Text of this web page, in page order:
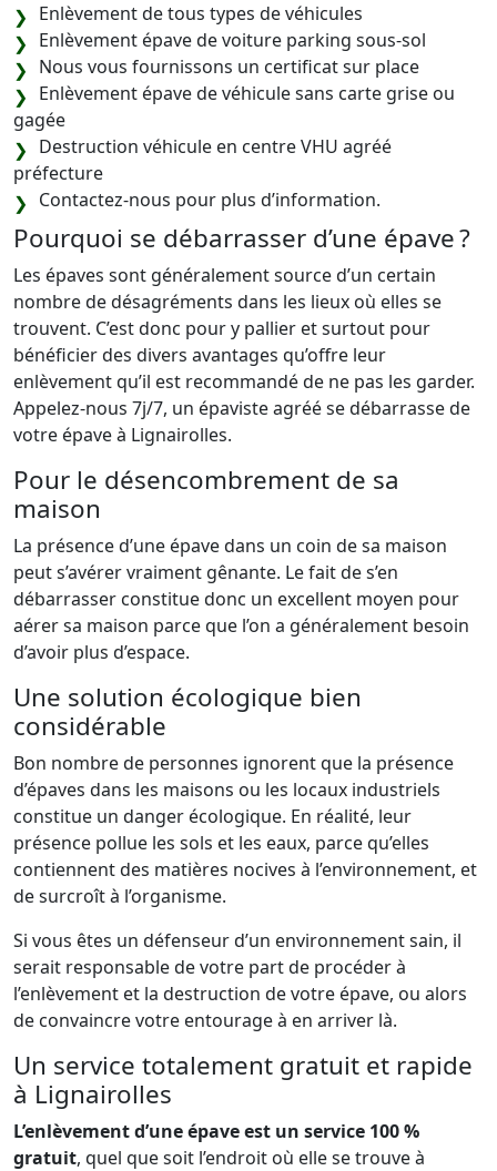
Enlèvement de tous types de véhicules
Enlèvement épave de voiture parking sous-sol
Nous vous fournissons un certificat sur place
Enlèvement épave de véhicule sans carte grise ou
gagée
Destruction véhicule en centre VHU agréé
préfecture
Contactez-nous pour plus d’information.
Pourquoi se débarrasser d’une épave ?
Les épaves sont généralement source d’un certain
nombre de désagréments dans les lieux où elles se
trouvent. C’est donc pour y pallier et surtout pour
bénéficier des divers avantages qu’offre leur
enlèvement qu’il est recommandé de ne pas les garder.
Appelez-nous 7j/7, un épaviste agréé se débarrasse de
votre épave à Lignairolles.
Pour le désencombrement de sa
maison
La présence d’une épave dans un coin de sa maison
peut s’avérer vraiment gênante. Le fait de s’en
débarrasser constitue donc un excellent moyen pour
aérer sa maison parce que l’on a généralement besoin
d’avoir plus d’espace.
Une solution écologique bien
considérable
Bon nombre de personnes ignorent que la présence
d’épaves dans les maisons ou les locaux industriels
constitue un danger écologique. En réalité, leur
présence pollue les sols et les eaux, parce qu’elles
contiennent des matières nocives à l’environnement, et
de surcroît à l’organisme.
Si vous êtes un défenseur d’un environnement sain, il
serait responsable de votre part de procéder à
l’enlèvement et la destruction de votre épave, ou alors
de convaincre votre entourage à en arriver là.
Un service totalement gratuit et rapide
à Lignairolles
L’enlèvement d’une épave est un service 100 %
gratuit, quel que soit l’endroit où elle se trouve à